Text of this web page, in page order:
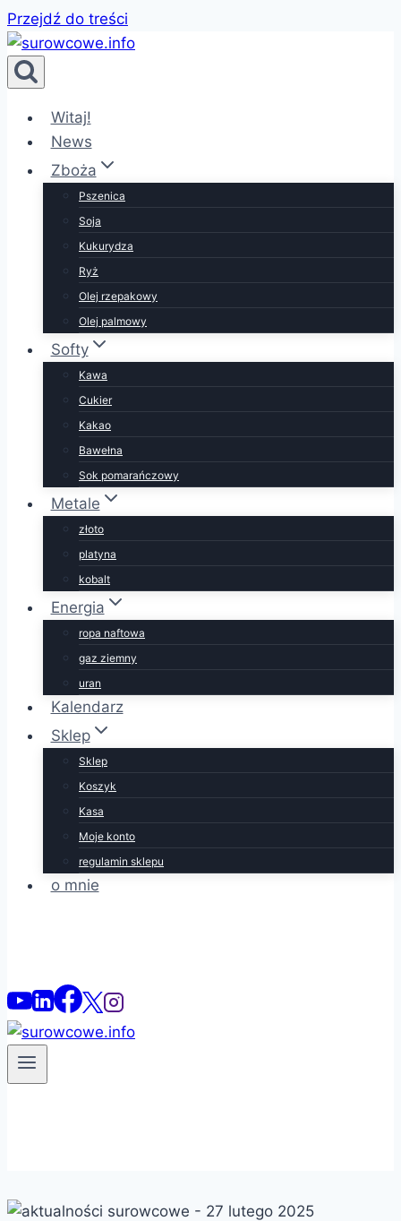
Przejdź do treści
Witaj!
News
Zboża
Pszenica
Soja
Kukurydza
Ryż
Olej rzepakowy
Olej palmowy
Softy
Kawa
Cukier
Kakao
Bawełna
Sok pomarańczowy
Metale
złoto
platyna
kobalt
Energia
ropa naftowa
gaz ziemny
uran
Kalendarz
Sklep
Sklep
Koszyk
Kasa
Moje konto
regulamin sklepu
o mnie